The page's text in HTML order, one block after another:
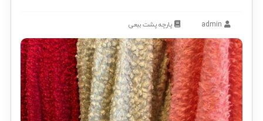
پارچه پشت ببعی